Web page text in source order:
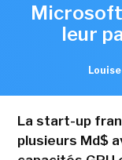
leur
La start-up
plusieurs Md$